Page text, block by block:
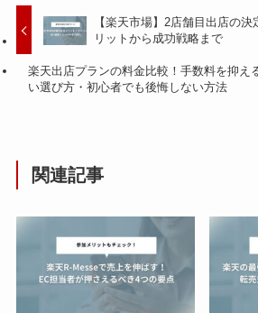
【楽天市場】2店舗目出店の
リットから成功戦略まで
楽天出店プランの料金比較！手数料を抑え
い選び方・初心者でも後悔しない方法
関連記事